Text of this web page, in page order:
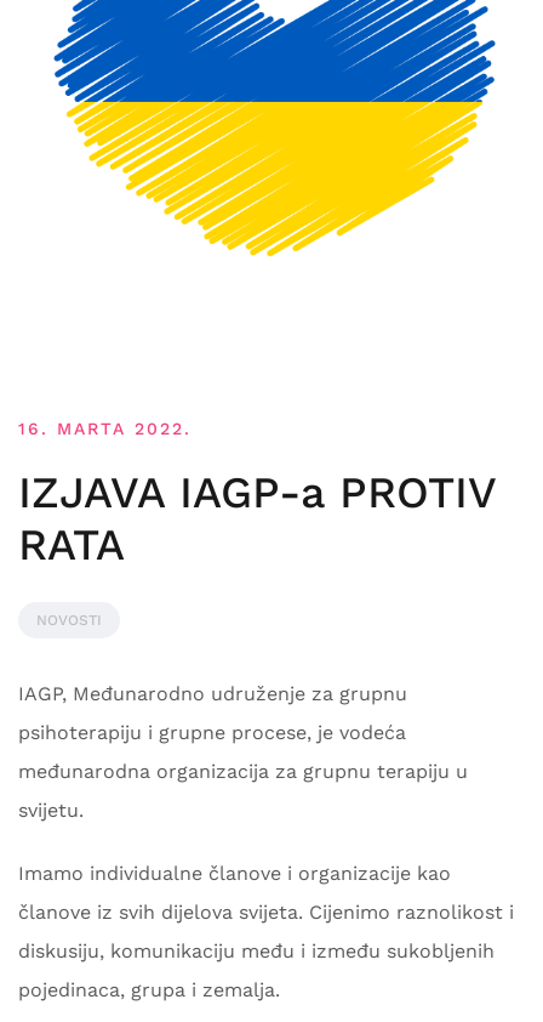
16. MARTA 2022.
IZJAVA IAGP-a PROTIV
RATA
NOVOSTI
IAGP, Međunarodno udruženje za grupnu
psihoterapiju i grupne procese, je vodeća
međunarodna organizacija za grupnu terapiju u
svijetu.
Imamo individualne članove i organizacije kao
članove iz svih dijelova svijeta. Cijenimo raznolikost i
diskusiju, komunikaciju među i između sukobljenih
pojedinaca, grupa i zemalja.